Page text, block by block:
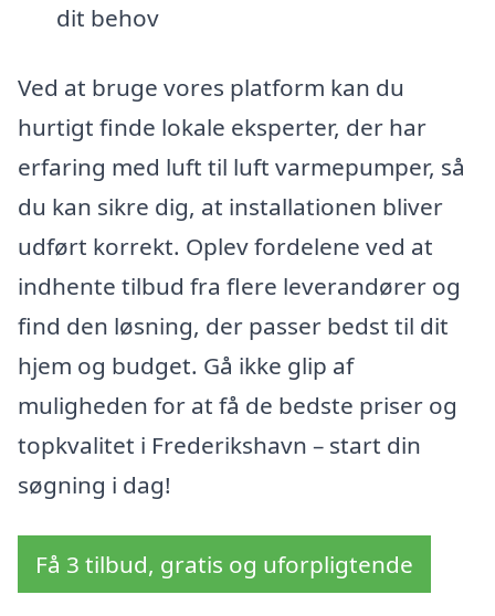
dit behov
Ved at bruge vores platform kan du
hurtigt finde lokale eksperter, der har
erfaring med luft til luft varmepumper, så
du kan sikre dig, at installationen bliver
udført korrekt. Oplev fordelene ved at
indhente tilbud fra flere leverandører og
find den løsning, der passer bedst til dit
hjem og budget. Gå ikke glip af
muligheden for at få de bedste priser og
topkvalitet i Frederikshavn – start din
søgning i dag!
Få 3 tilbud, gratis og uforpligtende